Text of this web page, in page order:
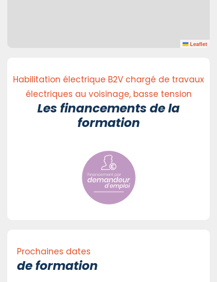
Leaflet
Habilitation électrique B2V chargé de travaux
électriques au voisinage, basse tension
Les financements de la
formation
Prochaines dates
de formation